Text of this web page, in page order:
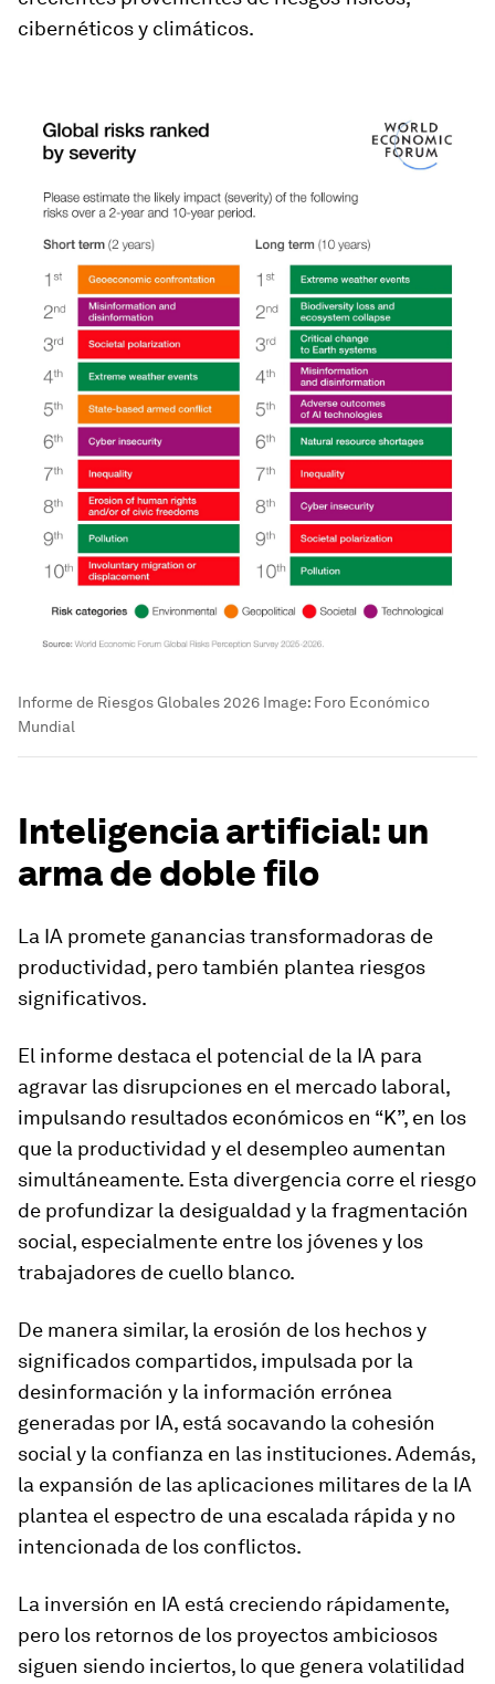
cibernéticos y climáticos.
Informe de Riesgos Globales 2026 Image: Foro Económico
Mundial
Inteligencia artificial: un
arma de doble filo
La IA promete ganancias transformadoras de
productividad, pero también plantea riesgos
significativos.
El informe destaca el potencial de la IA para
agravar las disrupciones en el mercado laboral,
impulsando resultados económicos en “K”, en los
que la productividad y el desempleo aumentan
simultáneamente. Esta divergencia corre el riesgo
de profundizar la desigualdad y la fragmentación
social, especialmente entre los jóvenes y los
trabajadores de cuello blanco.
De manera similar, la erosión de los hechos y
significados compartidos, impulsada por la
desinformación y la información errónea
generadas por IA, está socavando la cohesión
social y la confianza en las instituciones. Además,
la expansión de las aplicaciones militares de la IA
plantea el espectro de una escalada rápida y no
intencionada de los conflictos.
La inversión en IA está creciendo rápidamente,
pero los retornos de los proyectos ambiciosos
siguen siendo inciertos, lo que genera volatilidad